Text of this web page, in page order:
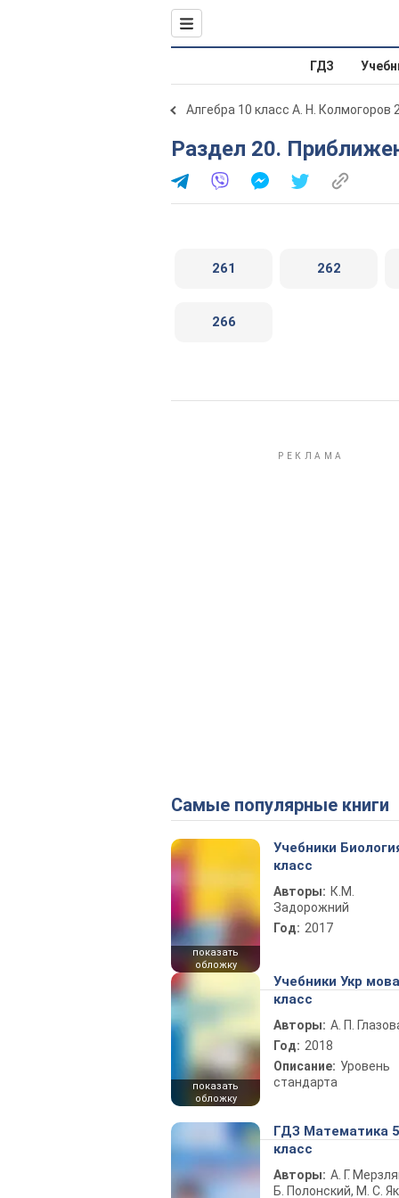
ГДЗ
Алгебра 10 класс А. Н. Колмогоров
Раздел 20.
261 262
266
Самые популярные книги
показать
обложку
Учебники
класс
Авторы: К.М.
Задорожний
Год: 2017
показать
обложку
Учебники Укр
класс
Авторы: А. П.
Год: 2018
Описание: Уровень
стандарта
ГДЗ Математика 5
класс
Авторы: А. Г.
Б. Полонский, М. С.